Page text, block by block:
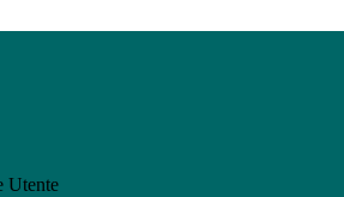
Utente